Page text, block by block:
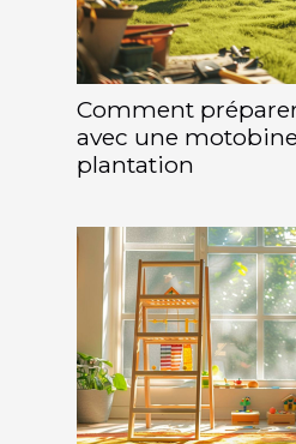
Comment
avec une
plantation